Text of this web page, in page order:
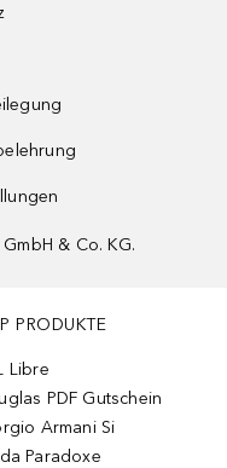
& Co. KG.
PRODUKTE
Libre
PDF Gutschein
Armani Si
Paradoxe